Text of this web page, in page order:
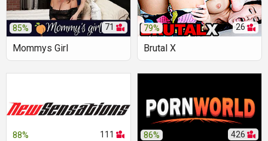
85% 71
Mommys Girl
79% 26
Brutal X
88% 111 86% 426